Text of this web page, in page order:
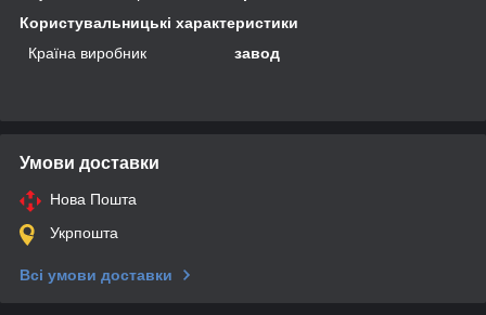
Користувальницькі характеристики
Країна виробник
завод
Умови доставки
Нова Пошта
Укрпошта
Всі умови доставки